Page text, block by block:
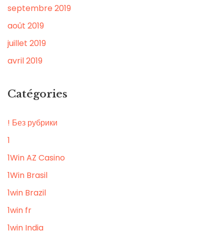
septembre 2019
août 2019
juillet 2019
avril 2019
Catégories
! Без рубрики
1
1Win AZ Casino
1Win Brasil
1win Brazil
1win fr
1win India